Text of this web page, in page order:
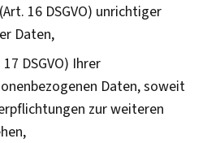
(Art. 16 DSGVO) unrichtiger
Daten,
DSGVO) Ihrer
Daten, soweit
zur weiteren